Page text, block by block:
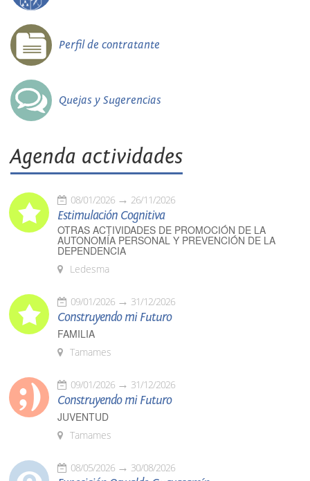
Perfil de contratante
Quejas y Sugerencias
Agenda actividades
08/01/2026 26/11/2026
Estimulación Cognitiva
OTRAS ACTIVIDADES DE PROMOCIÓN DE LA
AUTONOMÍA PERSONAL Y PREVENCIÓN DE LA
DEPENDENCIA
Ledesma
09/01/2026 31/12/2026
Construyendo mi Futuro
FAMILIA
Tamames
09/01/2026 31/12/2026
Construyendo mi Futuro
JUVENTUD
Tamames
08/05/2026 30/08/2026